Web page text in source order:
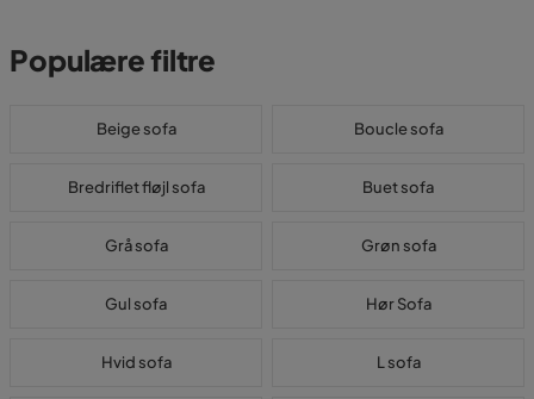
Populære filtre
Beige sofa Boucle sofa
Bredriflet fløjl sofa Buet sofa
Grå sofa Grøn sofa
Gul sofa Hør Sofa
Hvid sofa L sofa